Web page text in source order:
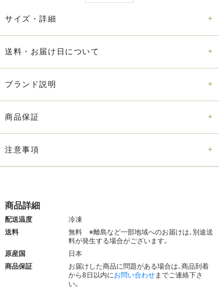
創業当初からの信条【美味是唯淡】（びみこれただたん）“淡い
ことに旨さがある”という哲学のもと、四季折々の旬を選び
木箱仕立ての上質な包装、のし対応も可能で、大切な方への
贈答にも最適です。
冷凍で30日間保存できるため、特別な日に備えてのストック
切らずに、​そのまま​贅沢を
性。
料理を格上げする素材に：
前菜に。
手軽に料亭の味を楽しみたい方へ：スライス済みだからすぐ
食卓に出せる。
職人の​熟成と​仕立てが​生む、​別格の​旨味
サイズ・詳細
送料・お届け日について
ブランド説明
商品保証
注意事項
商品詳細
配送温度
冷凍
送料
無料
※離島など一部地域へのお届けは、別途送
料が発生する場合がございます。
原産国
日本
商品保証
お届けした商品に問題がある場合は、商品到着
から8日以内にお問い合わせまでご連絡下さ
い。